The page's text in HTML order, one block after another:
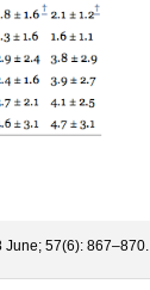
June; 57(6): 867–870.